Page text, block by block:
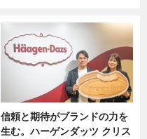
信頼と期待がブランドの力を
生む。ハーゲンダッツ クリス